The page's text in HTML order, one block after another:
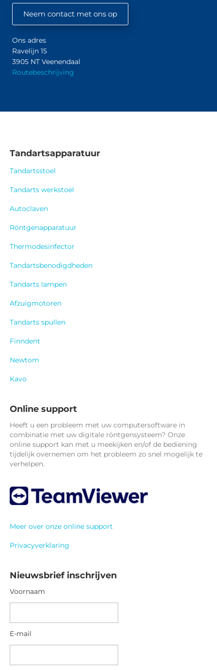
Neem contact met ons op
Ons adres
Ravelijn 15
3905 NT Veenendaal
Routebeschrijving
Tandartsapparatuur
Tandartsstoel
Tandarts werkstoel
Autoclaven
Röntgenapparatuur
Thermodesinfector
Tandartsbenodigdheden
Tandarts lampen
Afzuigmotoren
Tandarts spullen
Finndent
Newtom
Kavo
Online support
Heeft u een probleem met uw computersoftware in
combinatie met uw digitale röntgensysteem? Onze
online support kan met u meekijken en/of de bediening
tijdelijk overnemen om het probleem zo snel mogelijk te
verhelpen.
Meer over onze online support
Privacyverklaring
Nieuwsbrief inschrijven
Voornaam
n
a
E-mail